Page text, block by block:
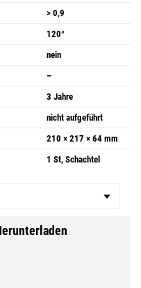
> 0,9
120°
nein
–
3 Jahre
nicht aufgeführt
210 × 217 × 64 mm
1 St, Schachtel